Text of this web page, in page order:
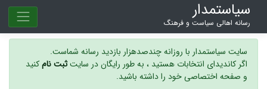
سیاستمدار
رسانه اهالی سیاست و فرهنگ
سایت سیاستمدار با روزانه چندصدهزار بازدید رسانه شماست.
اگر کاندیدای انتخابات هستید ، به طور رایگان در سایتثبت نامکنید
و صفحه اختصاصی خود را داشته باشید.